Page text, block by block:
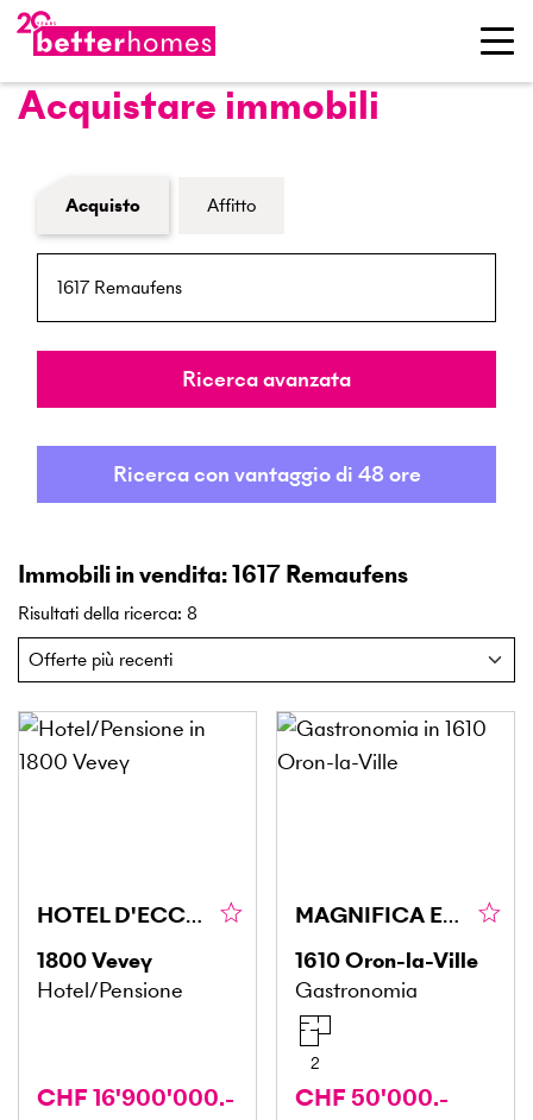
Acquistare immobili
Modulo di ricerca immobiliare
Acquisto Affitto
NPA / Località
Raggio
Ricerca avanzata
Ricerca con vantaggio di 48 ore
Immobili in vendita: 1617 Remaufens
Risultati della ricerca: 8
HOTEL D'ECCEZIONE SULLA RIVIERA
1800Vevey
Hotel/Pensione
CHF 16'900'000.-
MAGNIFICA ENOTECA NELLA CANTINA A VOLTA
1610Oron-la-Ville
Gastronomia
2
CHF 50'000.-